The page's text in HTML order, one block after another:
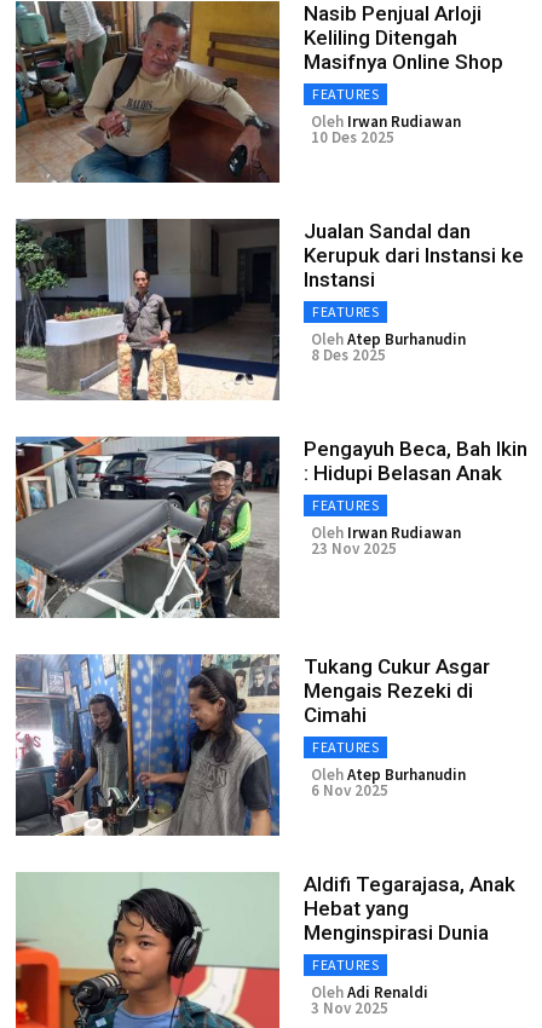
Nasib Penjual Arloji
Keliling Ditengah
Masifnya Online Shop
FEATURES
Oleh Irwan Rudiawan
10 Des 2025
Jualan Sandal dan
Kerupuk dari Instansi ke
Instansi ‎
FEATURES
OlehAtep Burhanudin
8 Des 2025
Pengayuh Beca, Bah Ikin
: Hidupi Belasan Anak
FEATURES
Oleh Irwan Rudiawan
23 Nov 2025
Tukang Cukur Asgar
Mengais Rezeki di
Cimahi ‎
FEATURES
OlehAtep Burhanudin
6 Nov 2025
Aldifi Tegarajasa, Anak
Hebat yang
Menginspirasi Dunia
FEATURES
OlehAdi Renaldi
3 Nov 2025